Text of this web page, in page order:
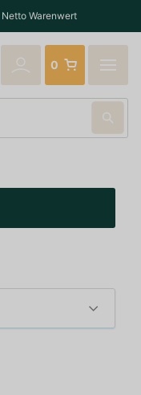
Netto Warenwert
0